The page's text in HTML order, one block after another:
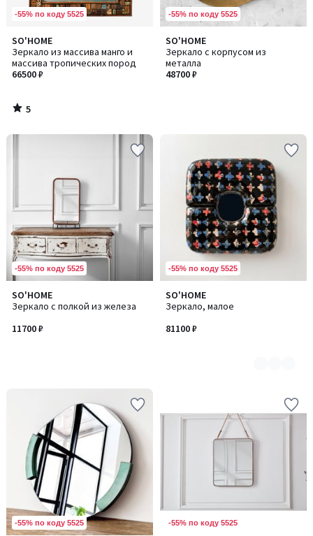
-55% по коду 5525
SO'HOME
Зеркало из массива манго и
массива тропических пород
66500 ₽
5
/
5
5
/
-55% по коду 5525
SO'HOME
Зеркало с корпусом из
металла
48700 ₽
-55% по коду 5525
SO'HOME
Зеркало с полкой из железа
11700 ₽
-55% по коду 5525
SO'HOME
Зеркало, малое
81100 ₽
Количество
цветов:
3
-55% по коду 5525 -55% по коду 5525